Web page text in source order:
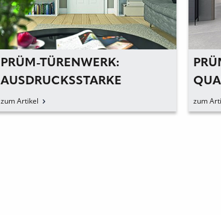
PRÜM-TÜRENWERK:
AUSDRUCKSSTARKE
STILTÜREN IN KLASSISCH,
ZEITLOSEM DESIGN
zum Artikel zum